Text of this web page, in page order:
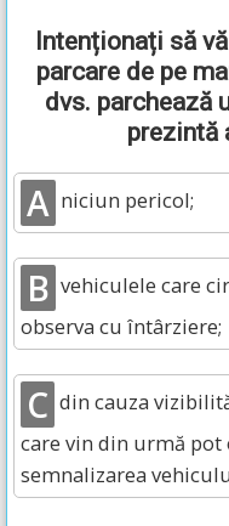
Intenționați să
parcare de pe
dvs. parchează
prezintă
A niciun pericol;
B vehiculele care
observa cu întârziere;
C din cauza
care vin din urmă pot
semnalizarea